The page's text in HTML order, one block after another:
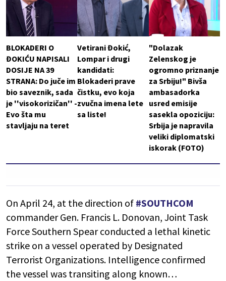
BLOKADERI O
ĐOKIĆU NAPISALI
DOSIJE NA 39
STRANA: Do juče im
bio saveznik, sada
je ''visokorizičan'' -
Evo šta mu
stavljaju na teret
Vetirani Đokić,
Lompar i drugi
kandidati:
Blokaderi prave
čistku, evo koja
zvučna imena lete
sa liste!
"Dolazak
Zelenskog je
ogromno priznanje
za Srbiju!" Bivša
ambasadorka
usred emisije
sasekla opoziciju:
Srbija je napravila
veliki diplomatski
iskorak (FOTO)
On April 24, at the direction of #SOUTHCOM
commander Gen. Francis L. Donovan, Joint Task
Force Southern Spear conducted a lethal kinetic
strike on a vessel operated by Designated
Terrorist Organizations. Intelligence confirmed
the vessel was transiting along known…